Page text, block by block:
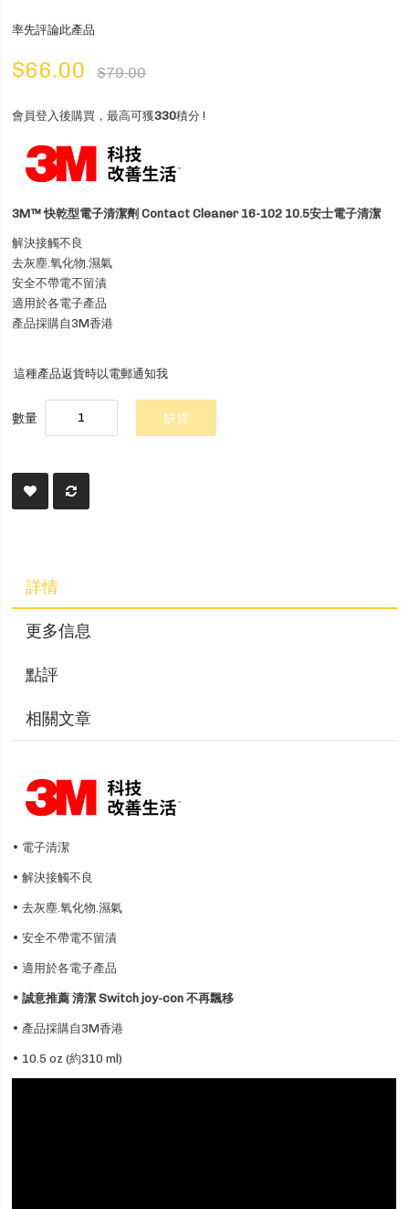
率先評論此產品
$66.00 $79.00
會員登入後購買，最高可獲330積分 !
3M™ 快乾型電子清潔劑 Contact Cleaner 16-102 10.5安士電子清潔
解決接觸不良
去灰塵.氧化物.濕氣
安全不帶電不留漬
適用於各電子產品
產品採購自3M香港
這種產品返貨時以電郵通知我
數量 缺貨
詳情
更多信息
點評
相關文章
• 電子清潔
• 解決接觸不良
• 去灰塵.氧化物.濕氣
• 安全不帶電不留漬
• 適用於各電子產品
• 誠意推薦 清潔Switch joy-con 不再飄移
• 產品採購自3M香港
• 10.5 oz (約310 ml)